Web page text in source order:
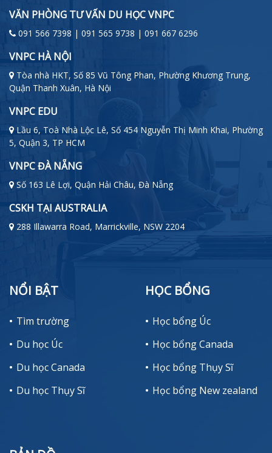
VĂN PHÒNG TƯ VẤN DU HỌC VNPC
091 566 7398 | 091 565 9738 | 091 667 6296
VNPC HÀ NỘI
Tòa nhà HKT, Số 85 Vũ Tông Phan, Phường Khương Trung,
Quận Thanh Xuân, Hà Nội
VNPC EDU
Lầu 6, Toà Nhà Lộc Lê, Số 454 Nguyễn Thị Minh Khai, Phường
5, Quận 3, TP HCM
VNPC ĐÀ NẴNG
Số 163 Lê Lợi, Quận Hải Châu, Đà Nẵng
CSKH TẠI AUSTRALIA
288 Illawarra Road, Marrickville, NSW 2204
NỔI BẬT
Tìm trường
Du học Úc
Du học Canada
Du học Thụy Sĩ
HỌC BỔNG
Học bổng Úc
Học bổng Canada
Học bổng Thụy Sĩ
Học bổng New zealand